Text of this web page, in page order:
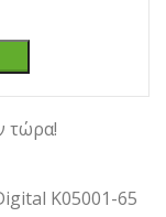
τώρα!
K05001-65